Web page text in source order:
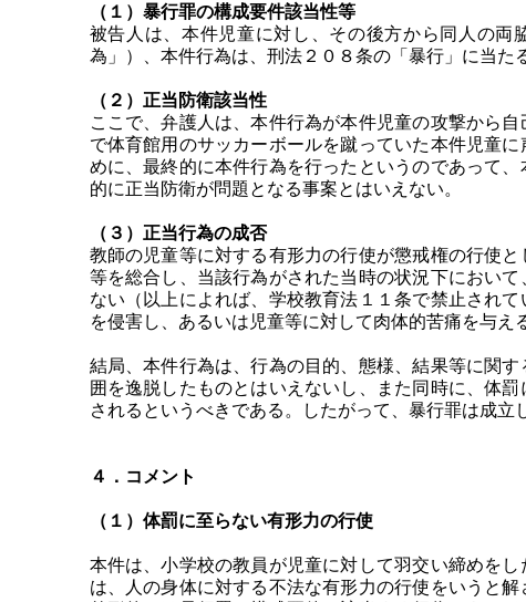
（１）暴行罪の構成要件該当性等
被告人は、本件児童に対し、その後方から同人の
為」）、本件行為は、刑法２０８条の「暴行」に当た
（２）正当防衛該当性
ここで、弁護人は、本件行為が本件児童の攻撃から
で体育館用のサッカーボールを蹴っていた本件児童
めに、最終的に本件行為を行ったというのであって
的に正当防衛が問題となる事案とはいえない。
（３）正当行為の成否
教師の児童等に対する有形力の行使が懲戒権の行使
等を総合し、当該行為がされた当時の状況下におい
ない（以上によれば、学校教育法１１条で禁止され
を侵害し、あるいは児童等に対して肉体的苦痛を与え
結局、本件行為は、行為の目的、態様、結果等に関
囲を逸脱したものとはいえないし、また同時に、体
されるというべきである。したがって、暴行罪は成立
４．コメント
（１）体罰に至らない有形力の行使
本件は、小学校の教員が児童に対して羽交い締めを
は、人の身体に対する不法な有形力の行使をいうと